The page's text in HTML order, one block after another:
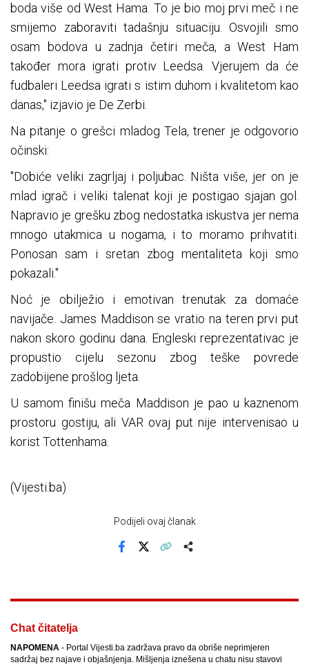
boda više od West Hama. To je bio moj prvi meč i ne
smijemo zaboraviti tadašnju situaciju. Osvojili smo
osam bodova u zadnja četiri meča, a West Ham
također mora igrati protiv Leedsa. Vjerujem da će
fudbaleri Leedsa igrati s istim duhom i kvalitetom kao
danas," izjavio je De Zerbi.
Na pitanje o grešci mladog Tela, trener je odgovorio
očinski:
"Dobiće veliki zagrljaj i poljubac. Ništa više, jer on je
mlad igrač i veliki talenat koji je postigao sjajan gol.
Napravio je grešku zbog nedostatka iskustva jer nema
mnogo utakmica u nogama, i to moramo prihvatiti.
Ponosan sam i sretan zbog mentaliteta koji smo
pokazali."
Noć je obilježio i emotivan trenutak za domaće
navijače. James Maddison se vratio na teren prvi put
nakon skoro godinu dana. Engleski reprezentativac je
propustio cijelu sezonu zbog teške povrede
zadobijene prošlog ljeta.
U samom finišu meča Maddison je pao u kaznenom
prostoru gostiju, ali VAR ovaj put nije intervenisao u
korist Tottenhama.
(Vijesti.ba)
Podijeli ovaj članak
Chat čitatelja
NAPOMENA - Portal Vijesti.ba zadržava pravo da obriše neprimjeren
sadržaj bez najave i objašnjenja. Mišljenja iznešena u chatu nisu stavovi